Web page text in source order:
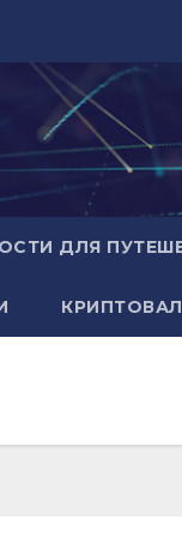
ДЛЯ